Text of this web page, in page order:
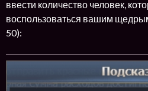
ввести количество человек,
воспользоваться вашим
50):